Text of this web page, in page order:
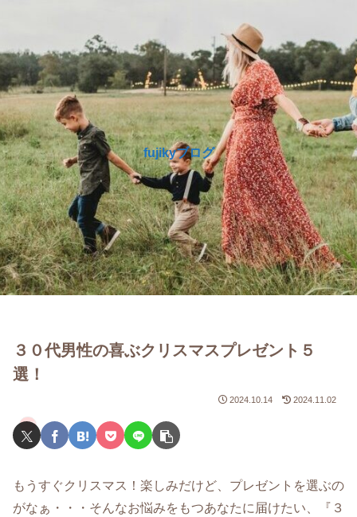
fujikyブログ
３０代男性の喜ぶクリスマスプレゼント５
選！
2024.10.14 2024.11.02
プレゼント
もうすぐクリスマス！楽しみだけど、プレゼントを選ぶの
がなぁ・・・そんなお悩みをもつあなたに届けたい、『３